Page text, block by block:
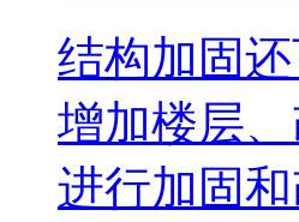
结构加固
增加楼层
进行加固